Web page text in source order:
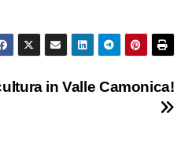
in Valle Camonica!